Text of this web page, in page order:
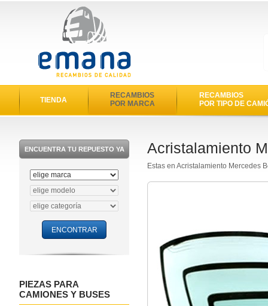
TIENDA
RECAMBIOS
POR MARCA
RECAMBIOS
POR TIPO DE
ENCUENTRA TU REPUESTO YA
PIEZAS PARA
CAMIONES Y BUSES
Acristalamiento
Estas en Acristalamiento Mercedes